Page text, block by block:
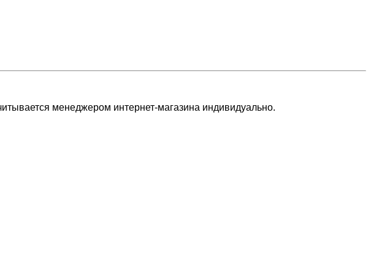
менеджером интернет-магазина индивидуально.